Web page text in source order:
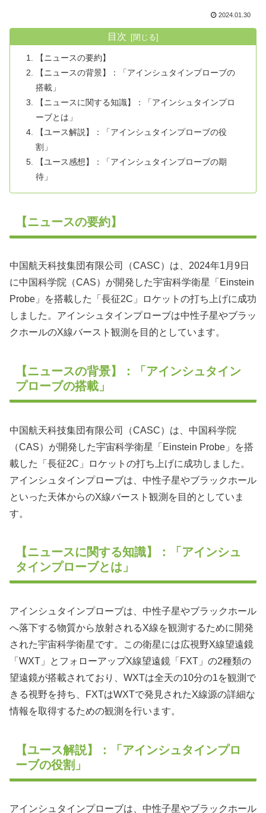
2024.01.30
目次
【ニュースの要約】
【ニュースの背景】：「アインシュタインプローブの
搭載」
【ニュースに関する知識】：「アインシュタインプロ
ーブとは」
【ユース解説】：「アインシュタインプローブの役
割」
【ユース感想】：「アインシュタインプローブの期
待」
【ニュースの要約】
中国航天科技集団有限公司（CASC）は、2024年1月9日
に中国科学院（CAS）が開発した宇宙科学衛星「Einstein
Probe」を搭載した「長征2C」ロケットの打ち上げに成功
しました。アインシュタインプローブは中性子星やブラッ
クホールのX線バースト観測を目的としています。
【ニュースの背景】：「アインシュタイン
プローブの搭載」
中国航天科技集団有限公司（CASC）は、中国科学院
（CAS）が開発した宇宙科学衛星「Einstein Probe」を搭
載した「長征2C」ロケットの打ち上げに成功しました。
アインシュタインプローブは、中性子星やブラックホール
といった天体からのX線バースト観測を目的としていま
す。
【ニュースに関する知識】：「アインシュ
タインプローブとは」
アインシュタインプローブは、中性子星やブラックホール
へ落下する物質から放射されるX線を観測するために開発
された宇宙科学衛星です。この衛星には広視野X線望遠鏡
「WXT」とフォローアップX線望遠鏡「FXT」の2種類の
望遠鏡が搭載されており、WXTは全天の10分の1を観測で
きる視野を持ち、FXTはWXTで発見されたX線源の詳細な
情報を取得するための観測を行います。
【ユース解説】：「アインシュタインプロ
ーブの役割」
アインシュタインプローブは、中性子星やブラックホール